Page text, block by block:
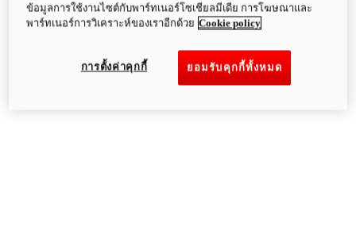
ข้อมูลการใช้งานไซต์กับพาร์ทเนอร์โซเชียลมีเดีย การโฆษณาและ
พาร์ทเนอร์การวิเคราะห์ของเราอีกด้วย Cookie policy
ยอมรับคุกกี้ทั้งหมด
การตั้งค่าคุกกี้